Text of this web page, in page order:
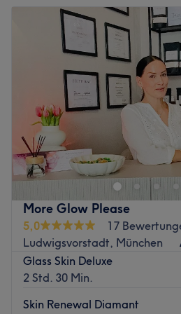
Produkte und Produktmarken:
wirkstoffbasiert, natürlich,
Produktentwicklung, Dermatest
Produkte aus der Region.
Extras: Haustiere erlaubt,
Zurück zur
Dienstag
Mittwoch
Donnerstag
Samstag
Sonntag
Zurück zur
More Glow Please
5,0
17
Ludwigsvorstadt, München
Glass Skin Deluxe
2 Std. 30 Min.
Skin Renewal Diamant